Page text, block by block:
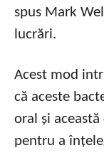
spus Mark
lucrări.
Acest mod
că aceste
oral și
pentru a